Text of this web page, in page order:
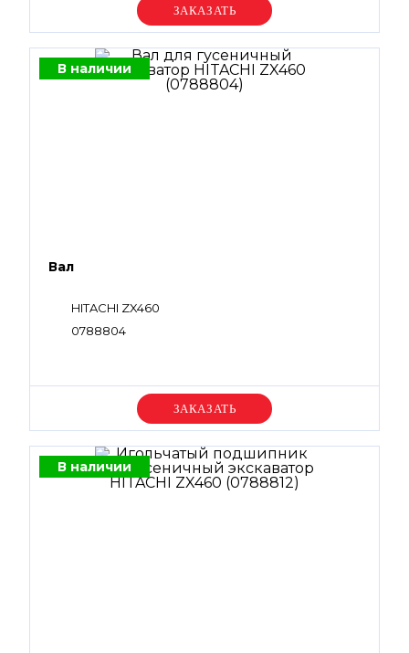
Уточняйте цену
В наличии
Вал
HITACHI ZX460
0788804
Уточняйте цену
В наличии